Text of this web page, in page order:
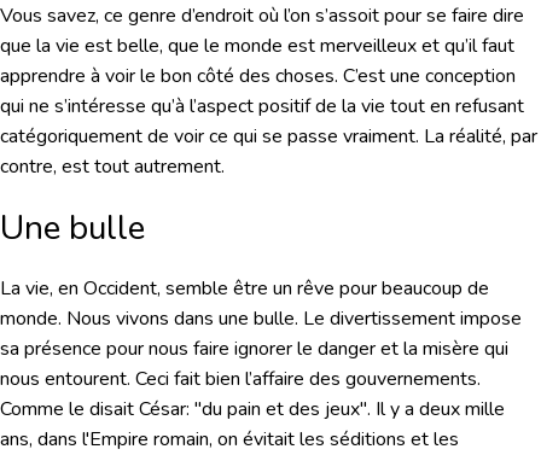
Vous savez, ce genre d’endroit où l’on s’assoit pour se faire dire
que la vie est belle, que le monde est merveilleux et qu’il faut
apprendre à voir le bon côté des choses. C’est une conception
qui ne s’intéresse qu’à l’aspect positif de la vie tout en refusant
catégoriquement de voir ce qui se passe vraiment. La réalité, par
contre, est tout autrement.
Une bulle
La vie, en Occident, semble être un rêve pour beaucoup de
monde. Nous vivons dans une bulle. Le divertissement impose
sa présence pour nous faire ignorer le danger et la misère qui
nous entourent. Ceci fait bien l’affaire des gouvernements.
Comme le disait César: "du pain et des jeux". Il y a deux mille
ans, dans l'Empire romain, on évitait les séditions et les